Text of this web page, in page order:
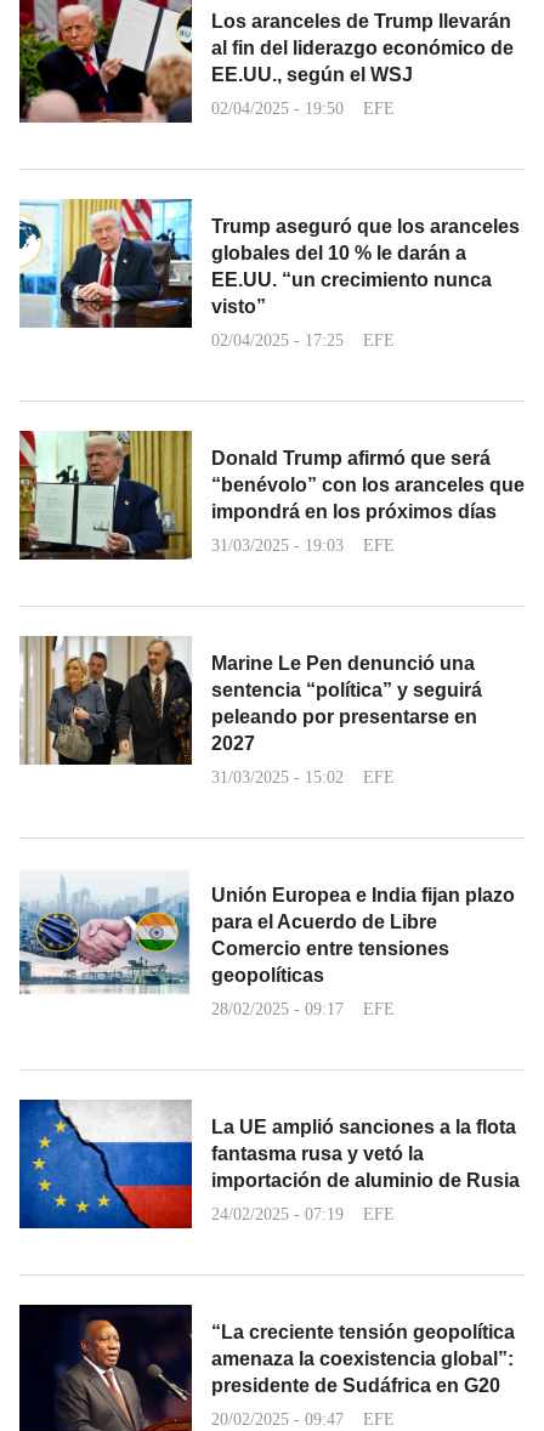
Los aranceles de Trump llevarán
al fin del liderazgo económico de
EE.UU., según el WSJ
02/04/2025 - 19:50 EFE
Trump aseguró que los aranceles
globales del 10 % le darán a
EE.UU. “un crecimiento nunca
visto”
02/04/2025 - 17:25 EFE
Donald Trump afirmó que será
“benévolo” con los aranceles que
impondrá en los próximos días
31/03/2025 - 19:03 EFE
Marine Le Pen denunció una
sentencia “política” y seguirá
peleando por presentarse en
2027
31/03/2025 - 15:02 EFE
Unión Europea e India fijan plazo
para el Acuerdo de Libre
Comercio entre tensiones
geopolíticas
28/02/2025 - 09:17 EFE
La UE amplió sanciones a la flota
fantasma rusa y vetó la
importación de aluminio de Rusia
24/02/2025 - 07:19 EFE
“La creciente tensión geopolítica
amenaza la coexistencia global”:
presidente de Sudáfrica en G20
20/02/2025 - 09:47 EFE